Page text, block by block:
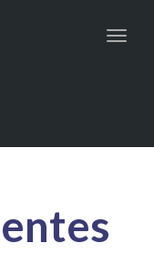
Toggle